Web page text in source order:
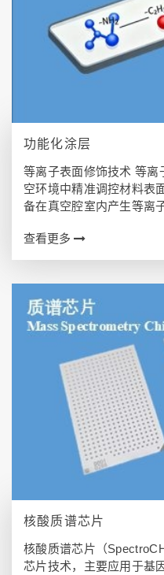
功能化涂层
等离子表面修饰技术 等离
空环境中精准调控材料表
备在真空腔室内产生等离
些原料在等离子气氛中与
查看更多
核酸质谱芯片
核酸质谱芯片（
芯片技术，主要应用于基